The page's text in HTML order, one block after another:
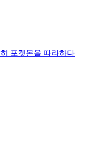
포켓몬을 따라하다